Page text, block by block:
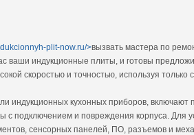
plit-now.ru/>вызвать мастера по
индукционные плиты, и готовы
скоростью и точностью, используя
индукционных кухонных приборов,
подключением и повреждения корпуса. Для
сенсорных панелей, ПО, разъемов и